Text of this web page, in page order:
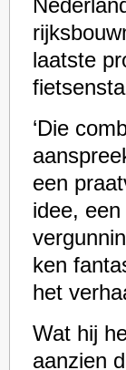
laatste
‘Die
een
idee,
ken
het
Wat hij
aanzien